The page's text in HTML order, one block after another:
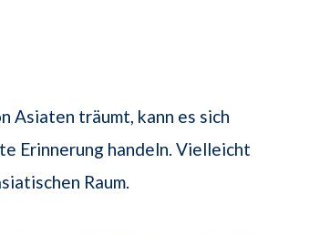
Asiaten träumt, kann es sich
Erinnerung handeln. Vielleicht
Raum.